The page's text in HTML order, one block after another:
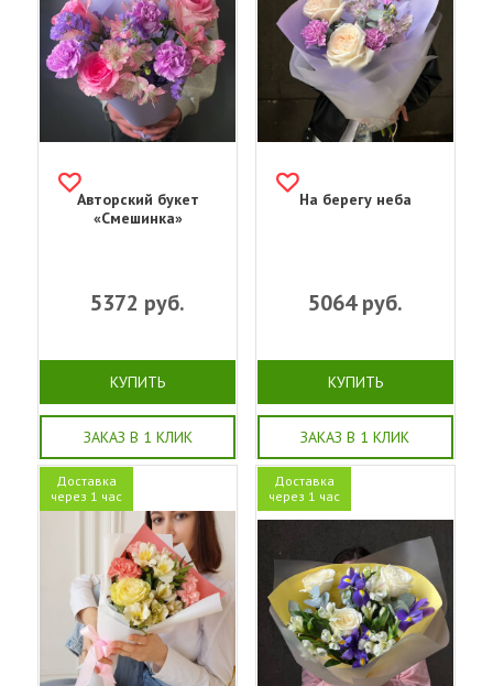
Авторский букет
«Смешинка»
5372 руб.
КУПИТЬ
ЗАКАЗ В 1 КЛИК
На берегу неба
5064руб.
КУПИТЬ
ЗАКАЗ В 1 КЛИК
Доставка
через 1 час
Доставка
через 1 час